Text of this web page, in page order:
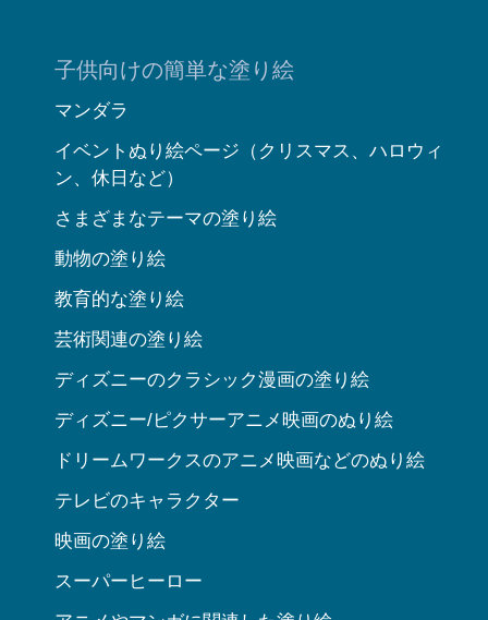
子供向けの簡単な塗り絵
マンダラ
イベントぬり絵ページ（クリスマス、ハロウィ
ン、休日など）
さまざまなテーマの塗り絵
動物の塗り絵
教育的な塗り絵
芸術関連の塗り絵
ディズニーのクラシック漫画の塗り絵
ディズニー/ピクサーアニメ映画のぬり絵
ドリームワークスのアニメ映画などのぬり絵
テレビのキャラクター
映画の塗り絵
スーパーヒーロー